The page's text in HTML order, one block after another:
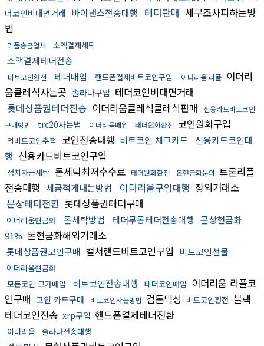
더코인비대면거래 바이낸스전송대행 테더판매 세무조사피하는방
법
리플송금업체 소액결제세탁
소액결제테더전송
비트코인환전 테더매입 핸드폰결제비트코인구입 이더리움 리플 이더리
움클레식사는곳 솔라나구입 테더코인비대면거래
롯데상품권테더전송 이더리움클레식클레식판매
신용카드비트코인
구매방법
trc20사는법 이더리움매입 태더원화환전 코인원화구입
업비트코인추적 코인전송대행 비트코인 체크카드
신용카드코인대
행 신용카드비트코인구입
정치자금세탁 돈세탁최저수수료 태더원화환전 돈현금화문의 트론리플
전송대행
세금적게내는방법 이더리움구입대행 장외거래소
문상테더전환 롯데상품권테더구매
이더리움현금화 돈세탁방법 테더무통테더전송대행 문상현금화
91% 돈현금화해외거래소
롯데상품권코인구매 컬쳐랜드비트코인구입 비트코인선물
이더리움현금화
모든코인 고가매입
비트코인전송대행 테더코인매입 이더리움 리플코
인구매 코인 카드구매 비트코인사는방법 검돈믹싱 비트코인환전 블랙
테더코인전송 xrp구입 핸드폰결제테더전환
이더리움 솔라나전송대행